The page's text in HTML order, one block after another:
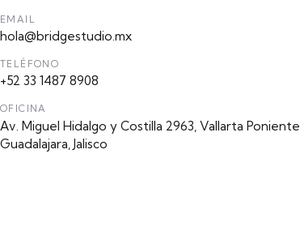
EMAIL
hola@bridgestudio.mx
TELÉFONO
+52 33 1487 8908
OFICINA
Av. Miguel Hidalgo y Costilla 2963, Vallarta Poniente,
Guadalajara, Jalisco